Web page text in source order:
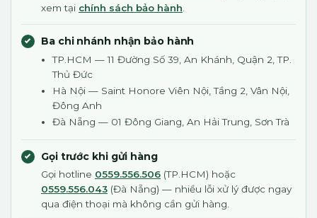
xem tại chính sách bảo hành
Ba chi nhánh nhận bảo hành
TP.HCM — 11 Đường Số 39, An Khánh, Quận 2, TP.
Thủ Đức
Hà Nội — Saint Honore Viên Nội, Tầng 2, Vân Nội,
Đông Anh
Đà Nẵng — 01 Đông Giang, An Hải Trung, Sơn Trà
Gọi trước khi gửi hàng
Gọi hotline 0559.556.506 (TP.HCM) hoặc
0559.556.043 (Đà Nẵng) — nhiều lỗi xử lý được ngay
qua điện thoại mà không cần gửi hàng.